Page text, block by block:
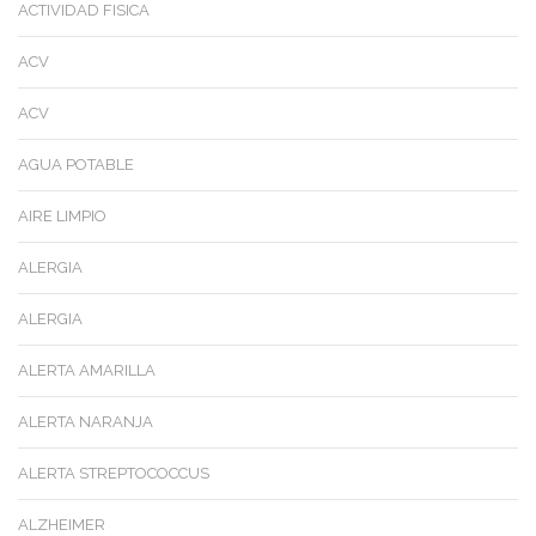
ACTIVIDAD FISICA
ACV
ACV
AGUA POTABLE
AIRE LIMPIO
ALERGIA
ALERGIA
ALERTA AMARILLA
ALERTA NARANJA
ALERTA STREPTOCOCCUS
ALZHEIMER